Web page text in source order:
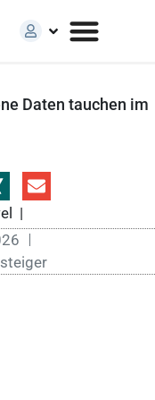
Daten tauchen im
|